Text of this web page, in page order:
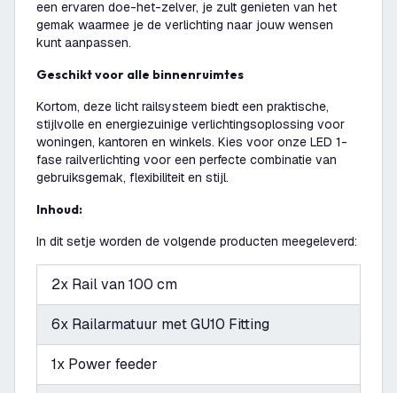
een ervaren doe-het-zelver, je zult genieten van het
gemak waarmee je de verlichting naar jouw wensen
kunt aanpassen.
Geschikt voor alle binnenruimtes
Kortom, deze licht railsysteem biedt een praktische,
stijlvolle en energiezuinige verlichtingsoplossing voor
woningen, kantoren en winkels. Kies voor onze LED 1-
fase railverlichting voor een perfecte combinatie van
gebruiksgemak, flexibiliteit en stijl.
Inhoud:
In dit setje worden de volgende producten meegeleverd:
2x Rail van 100 cm
6x Railarmatuur met GU10 Fitting
1x Power feeder